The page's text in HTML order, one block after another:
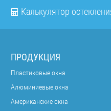
Калькулятор
ПРОДУКЦИЯ
Пластиковые окна
Алюминиевые окна
Американские окна